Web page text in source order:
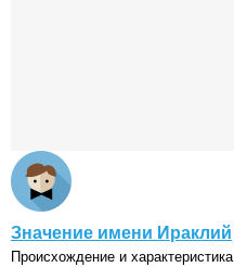
Значение имени Ираклий
Происхождение и характеристика